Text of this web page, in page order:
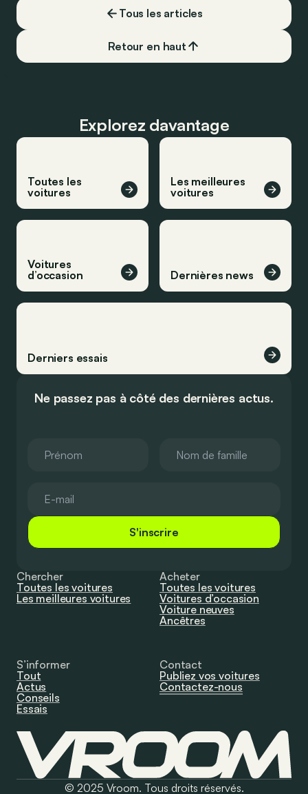
Tous les articles
Retour en haut
Explorez davantage
Toutes les
voitures
Les meilleures
voitures
Voitures
d’occasion
Dernières news
Derniers essais
Ne passez pas à côté des dernières actus.
S'inscrire
Chercher
Toutes les voitures
Les meilleures voitures
Acheter
Toutes les voitures
Voitures d’occasion
Voiture neuves
Ancêtres
S’informer
Tout
Actus
Conseils
Essais
Contact
Publiez vos voitures
Contactez-nous
© 2025 Vroom. Tous droits réservés.